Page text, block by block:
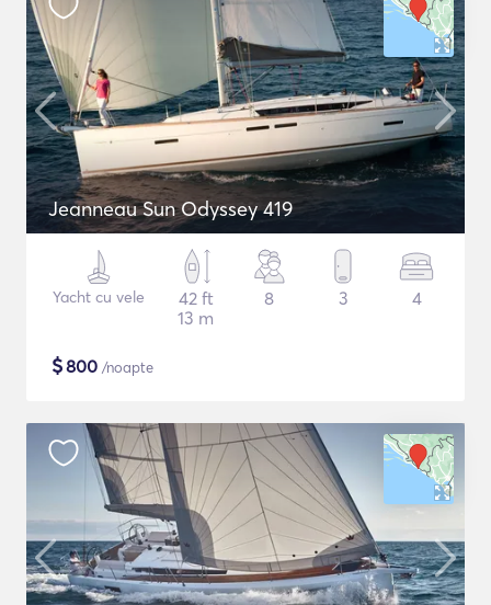
Jeanneau Sun Odyssey 419
Yacht cu vele
42 ft
13 m
8 3 4
$800 /noapte